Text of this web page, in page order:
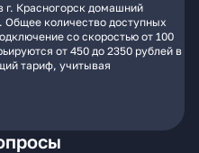
г. Красногорск домашний
Общее количество доступных
со скоростью от 100
от 450 до 2350 рублей в
тариф, учитывая